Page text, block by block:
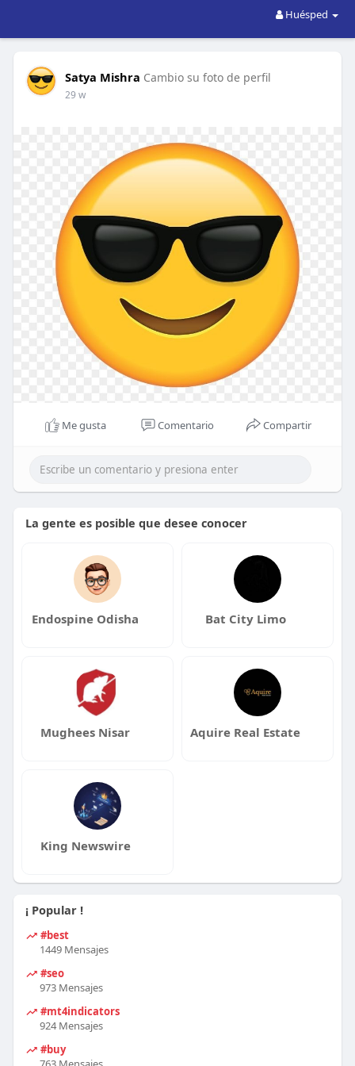
Huésped
Satya Mishra Cambio su foto de perfil
29 w
Me gusta Comentario Compartir
La gente es posible que desee conocer
Endospine Odisha Bat City Limo
Mughees Nisar Aquire Real Estate
King Newswire
¡ Popular !
#best
1449 Mensajes
#seo
973 Mensajes
#mt4indicators
924 Mensajes
#buy